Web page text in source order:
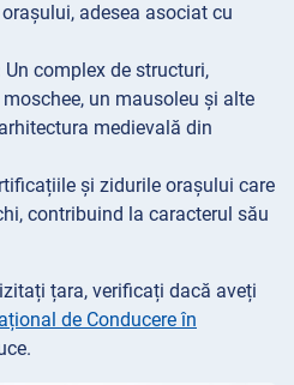
adesea asociat cu
Un complex de structuri,
un mausoleu și alte
medievală din
și zidurile orașului care
contribuind la caracterul său
țara, verificați dacă aveți
de Conducere în